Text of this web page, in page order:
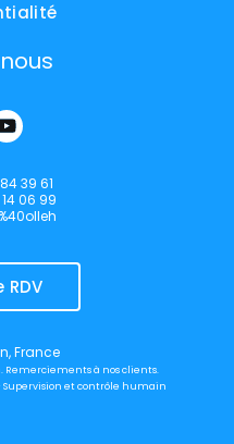
39 61
06 99
RDV
France
Remerciements à nos clients.
Supervision et contrôle humain